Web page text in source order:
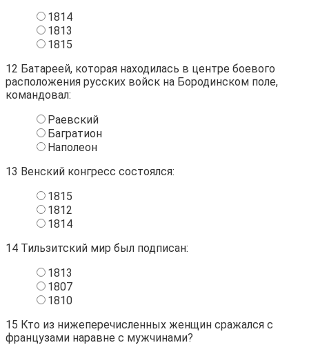
1814
1813
1815
12 Батареей, которая находилась в центре боевого
расположения русских войск на Бородинском поле,
командовал:
Раевский
Багратион
Наполеон
13 Венский конгресс состоялся:
1815
1812
1814
14 Тильзитский мир был подписан:
1813
1807
1810
15 Кто из нижеперечисленных женщин сражался с
французами наравне с мужчинами?